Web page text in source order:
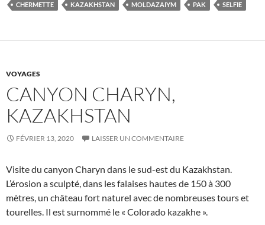
CHERMETTE
KAZAKHSTAN MOLDAZAIYM PAK SELFIE
VOYAGES
CANYON CHARYN,
KAZAKHSTAN
FÉVRIER 13, 2020 LAISSER UN COMMENTAIRE
Visite du canyon Charyn dans le sud-est du Kazakhstan.
L’érosion a sculpté, dans les falaises hautes de 150 à 300
mètres, un château fort naturel avec de nombreuses tours et
tourelles. Il est surnommé le « Colorado kazakhe ».